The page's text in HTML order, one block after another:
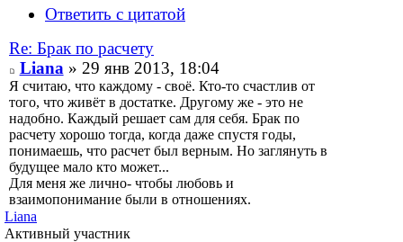
Ответить с цитатой
Re: Брак по расчету
Liana » 29 янв 2013, 18:04
Я считаю, что каждому - своё. Кто-то счастлив от
того, что живёт в достатке. Другому же - это не
надобно. Каждый решает сам для себя. Брак по
расчету хорошо тогда, когда даже спустя годы,
понимаешь, что расчет был верным. Но заглянуть в
будущее мало кто может...
Для меня же лично- чтобы любовь и
взаимопонимание были в отношениях.
Liana
Активный участник